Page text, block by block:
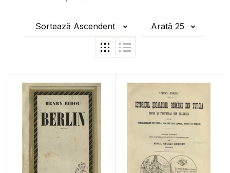
Sortează Ascendent Arată 25